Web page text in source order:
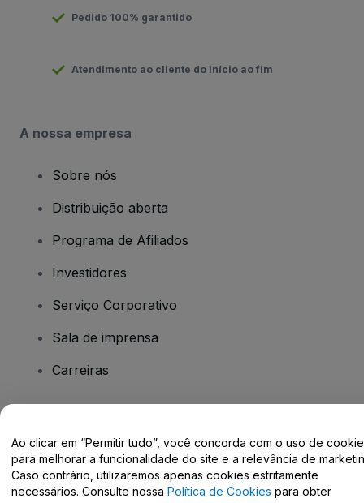
Pedido 100% garantido
Atendimento ao cliente do início ao fim
A nossa empresa
Sobre nós
Distribuição aberta
Programa de Afiliados
Investidores
Serviço Corporativo
Sala de imprensa
Carreiras
Centro de Ajuda / Fale Conosco
Ao clicar em “Permitir tudo”, você concorda com o uso de
para melhorar a funcionalidade do site e a relevância de
Caso contrário, utilizaremos apenas cookies estritamente
necessários. Consulte nossa Política de Cookies para obter